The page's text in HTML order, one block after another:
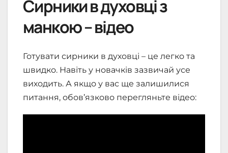
Сирники в духовці з
манкою – відео
Готувати сирники в духовці – це легко та
швидко. Навіть у новачків зазвичай усе
виходить. А якщо у вас ще залишилися
питання, обов’язково перегляньте відео: